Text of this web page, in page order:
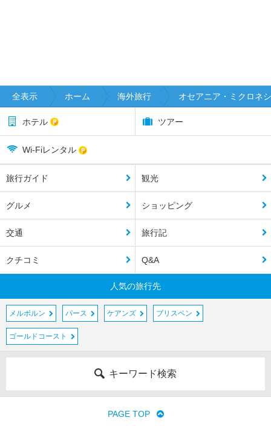
全表示 ホーム 海外旅行 オセアニア・ミクロネ
ホテル ツアー
Wi-Fiレンタル
旅行ガイド 観光
グルメ ショッピング
交通 旅行記
クチコミ Q&A
人気の旅行先
メルボルン パース ケアンズ ブリスベン
ゴールドコースト
キーワード検索
PAGE TOP